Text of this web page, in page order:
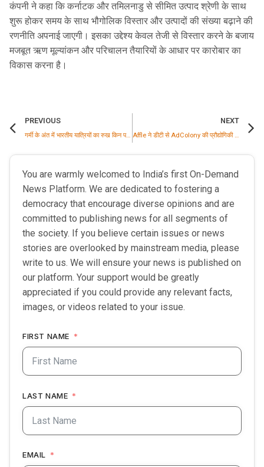
कंपनी ने कहा कि कर्नाटक और तमिलनाडु से सीमित उत्पाद श्रेणी के साथ
शुरू होकर समय के साथ भौगोलिक विस्तार और उत्पादों की संख्या बढ़ाने की
रणनीति अपनाई जाएगी। इसका उद्देश्य केवल तेजी से विस्तार करने के बजाय
मजबूत ऋण मूल्यांकन और परिचालन तैयारियों के आधार पर कारोबार का
विकास करना है।
PREVIOUS
गर्मी के अंत में भारतीय यात्रियों का रुख किन पर्यटन स्थलों की ओर, जानिए सीजन खत्म होने से पहले कहां बढ़ रही है आवाजाही
NEXT
Affle ने डीटी से AdColony की प्रौद्योगिकी परिसंपत्तियों और ट्रेडमार्क के रणनीतिक अधिग्रहण की घोषणा की
You are warmly welcomed to India’s first On-Demand
News Platform. We are dedicated to fostering a
democracy that encourage diverse opinions and are
committed to publishing news for all segments of
the society. If you believe certain issues or news
stories are overlooked by mainstream media, please
write to us. We will ensure your news is published on
our platform. Your support would be greatly
appreciated if you could provide any relevant facts,
images, or videos related to your issue.
FIRST NAME
LAST NAME
EMAIL